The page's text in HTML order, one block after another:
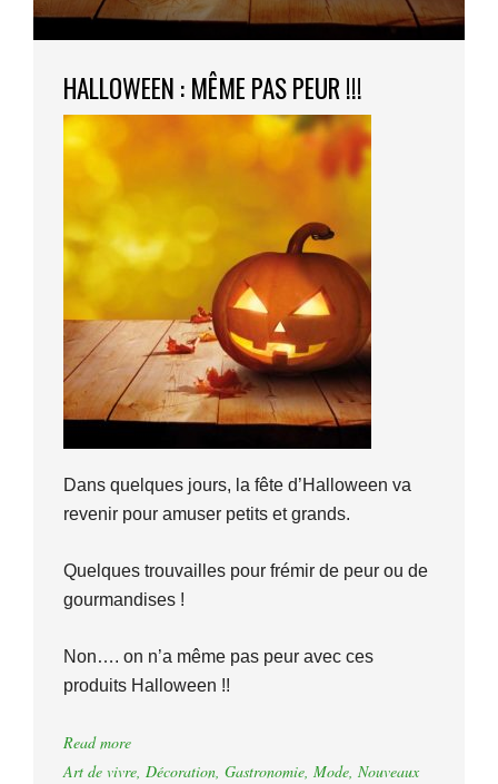
HALLOWEEN : MÊME PAS PEUR !!!
Dans quelques jours, la fête d’Halloween va
revenir pour amuser petits et grands.
Quelques trouvailles pour frémir de peur ou de
gourmandises !
Non…. on n’a même pas peur avec ces
produits Halloween !!
Read more
Art de vivre, Décoration, Gastronomie, Mode, Nouveaux